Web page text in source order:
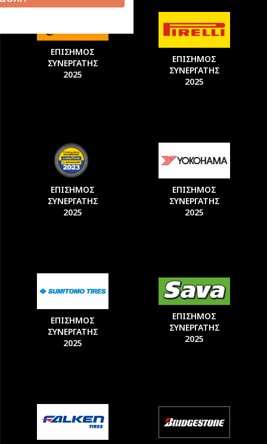
ΕΠΙΣΗΜΟΣ
ΣΥΝΕΡΓΑΤΗΣ
2025
ΕΠΙΣΗΜΟΣ
ΣΥΝΕΡΓΑΤΗΣ
2025
ΕΠΙΣΗΜΟΣ
ΣΥΝΕΡΓΑΤΗΣ
2025
ΕΠΙΣΗΜΟΣ
ΣΥΝΕΡΓΑΤΗΣ
2025
ΕΠΙΣΗΜΟΣ
ΣΥΝΕΡΓΑΤΗΣ
2025
ΕΠΙΣΗΜΟΣ
ΣΥΝΕΡΓΑΤΗΣ
2025